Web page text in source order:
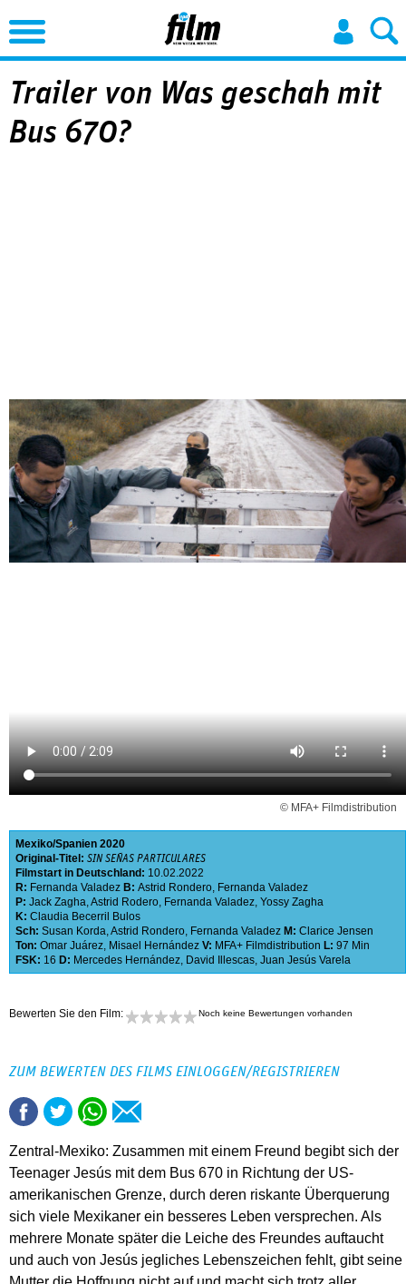
Jump to Navigation
Trailer von Was geschah mit
Bus 670?
© MFA+ Filmdistribution
Mexiko Spanien 2020
Original-Titel: SIN SEÑAS PARTICULARES
Filmstart in Deutschland: 10.02.2022
R: Fernanda Valadez B: Astrid Rondero, Fernanda Valadez
P: Jack Zagha,Astrid Rodero, Fernanda Valadez, Yossy Zagha
K: Claudia Becerril Bulos
Sch: Susan Korda,Astrid Rondero, Fernanda Valadez M: Clarice Jensen
Ton: Omar Juárez, Misael Hernández V: MFA+ Filmdistribution L: 97 Min
FSK: 16 D: Mercedes Hernández, David Illescas, Juan Jesús Varela
Bewerten Sie den Film: Noch keine Bewertungen vorhanden
ZUM BEWERTEN DES FILMS EINLOGGEN/REGISTRIEREN
Zentral-Mexiko: Zusammen mit einem Freund begibt sich der
Teenager Jesús mit dem Bus 670 in Richtung der US-
amerikanischen Grenze, durch deren riskante Überquerung
sich viele Mexikaner ein besseres Leben versprechen. Als
mehrere Monate später die Leiche des Freundes auftaucht
und auch von Jesús jegliches Lebenszeichen fehlt, gibt seine